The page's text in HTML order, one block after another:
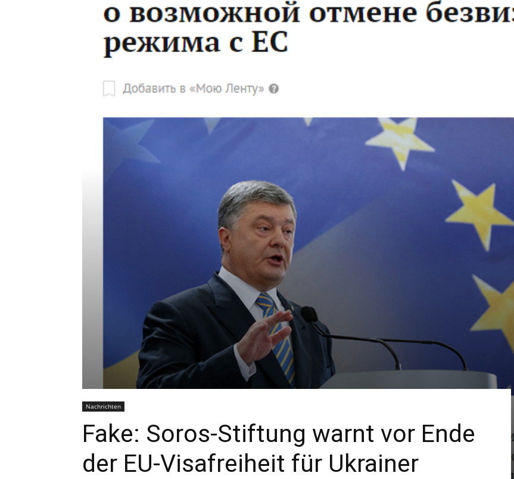
Nachrichten
Fake: Soros-Stiftung warnt vor Ende
der EU-Visafreiheit für Ukrainer